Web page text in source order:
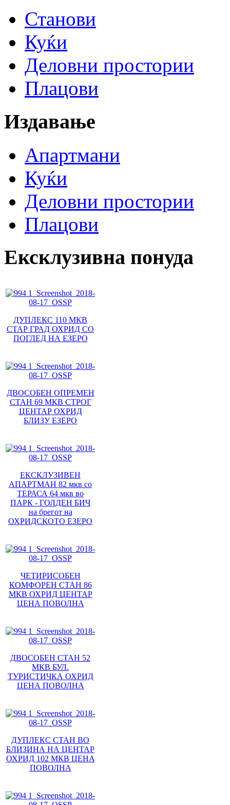
Станови
Куќи
Деловни простории
Плацови
Издавање
Апартмани
Куќи
Деловни простории
Плацови
Ексклузивна понуда
ДУПЛЕКС 110 МКВ
СТАР ГРАД ОХРИД СО
ПОГЛЕД НА ЕЗЕРО
ДВОСОБЕН ОПРЕМЕН
СТАН 69 МКВ СТРОГ
ЦЕНТАР ОХРИД
БЛИЗУ ЕЗЕРО
ЕКСКЛУЗИВЕН
АПАРТМАН 82 мкв со
ТЕРАСА 64 мкв во
ПАРК - ГОЛДЕН БИЧ
на брегот на
ОХРИДСКОТО ЕЗЕРО
ЧЕТИРИСОБЕН
КОМФОРЕН СТАН 86
МКВ ОХРИД ЦЕНТАР
ЦЕНА ПОВОЛНА
ДВОСОБЕН СТАН 52
МКВ БУЛ.
ТУРИСТИЧКА ОХРИД
ЦЕНА ПОВОЛНА
ДУПЛЕКС СТАН ВО
БЛИЗИНА НА ЦЕНТАР
ОХРИД 102 МКВ ЦЕНА
ПОВОЛНА